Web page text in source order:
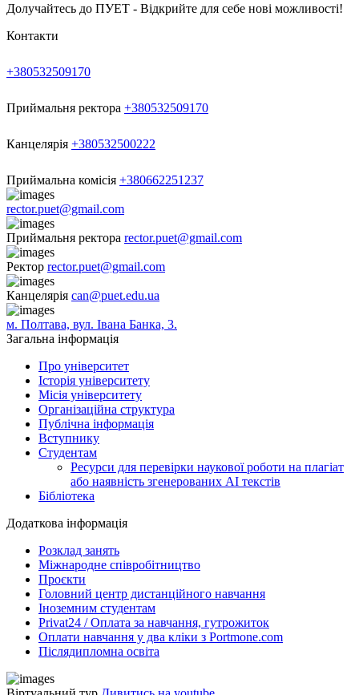
Долучайтесь до ПУЕТ - Відкрийте для себе нові можливості!
Контакти
+380532509170
Приймальня ректора +380532509170
Канцелярія +380532500222
Приймальна комісія +380662251237
rector.puet@gmail.com
Приймальня ректора rector.puet@gmail.com
Ректор rector.puet@gmail.com
Канцелярія can@puet.edu.ua
м. Полтава, вул. Івана Банка, 3.
Загальна інформація
Про університет
Історія університету
Місія університету
Організаційна структура
Публічна інформація
Вступнику
Студентам
Ресурси для перевірки наукової роботи на плагіат
або наявність згенерованих АІ текстів
Бібліотека
Додаткова інформація
Розклад занять
Міжнародне співробітництво
Проєкти
Головний центр дистанційного навчання
Іноземним студентам
Privat24 / Оплата за навчання, гутрожиток
Оплати навчання у два кліки з Portmone.com
Післядипломна освіта